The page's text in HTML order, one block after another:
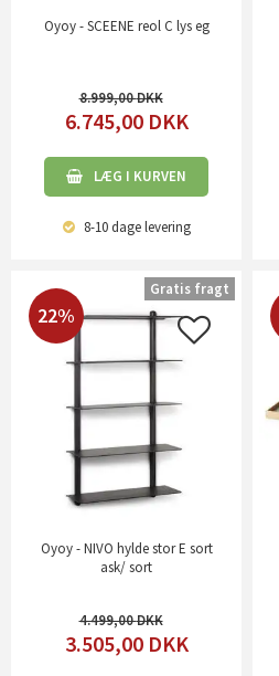
Oyoy - SCEENE reol C lys eg
8.999,00
6.745,00 DKK
LÆG I KURVEN
8-10 dagelevering
22%
Oyoy - NIVO hylde stor E sort
ask/ sort
4.499,00
3.505,00 DKK
Gratis fragt